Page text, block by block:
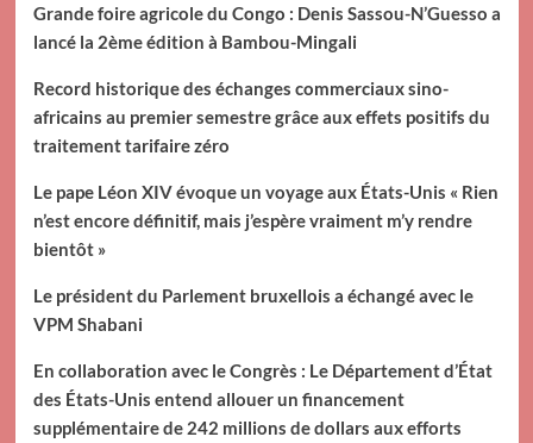
Grande foire agricole du Congo : Denis Sassou-N’Guesso a
lancé la 2ème édition à Bambou-Mingali
Record historique des échanges commerciaux sino-
africains au premier semestre grâce aux effets positifs du
traitement tarifaire zéro
Le pape Léon XIV évoque un voyage aux États-Unis « Rien
n’est encore définitif, mais j’espère vraiment m’y rendre
bientôt »
Le président du Parlement bruxellois a échangé avec le
VPM Shabani
En collaboration avec le Congrès : Le Département d’État
des États-Unis entend allouer un financement
supplémentaire de 242 millions de dollars aux efforts